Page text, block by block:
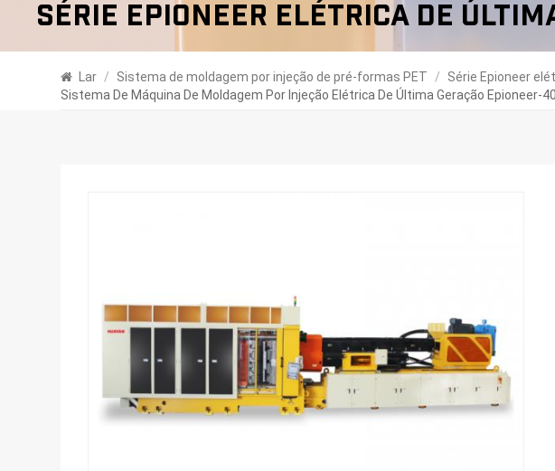
Série Epioneer Elétrica De
Lar / Sistema de moldagem por injeção de pré-formas PET / Série Epioneer
Sistema De Máquina De Moldagem Por Injeção Elétrica De Última Geração Epioneer-